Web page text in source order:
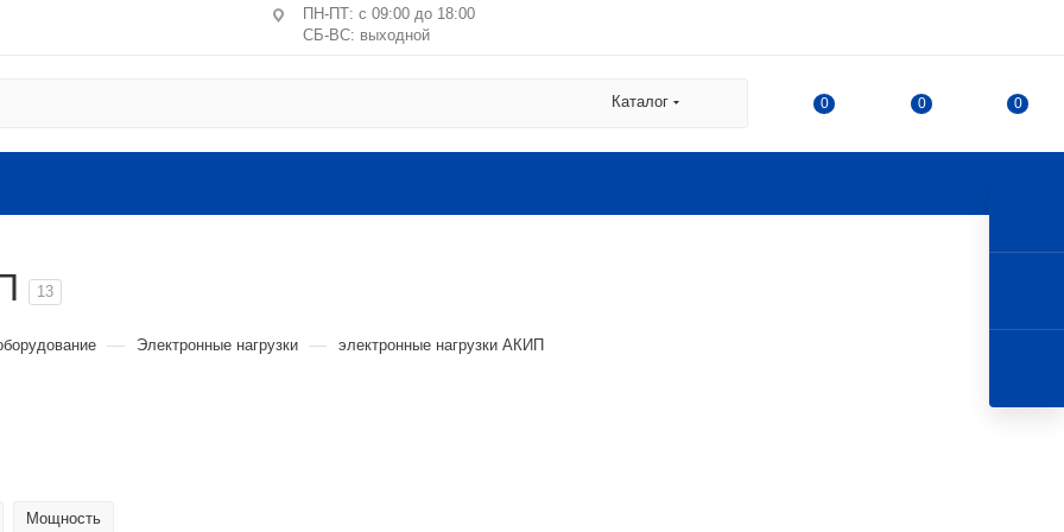
ПН-ПТ: с 09:00 до 18:00
СБ-ВС: выходной
ст. м. Китай-город, Лубянка
Каталог 0 0 0
13
— Электронные нагрузки — электронные нагрузки АКИП
Мощность